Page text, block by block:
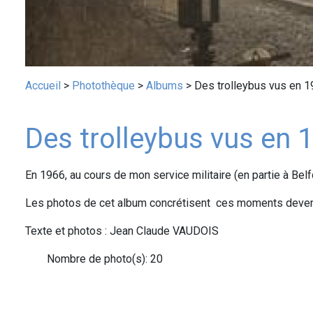
Fil
Accueil Photothèque Albums Des trolleybus vus en
Des trolleybus vus en
En 1966, au cours de mon service militaire (en partie à
Les photos de cet album concrétisent ces moments
Texte et photos : Jean Claude VAUDOIS
Nombre de photo(s): 20